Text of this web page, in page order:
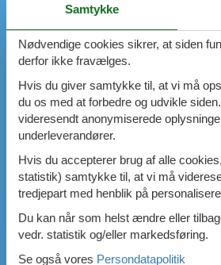
Samtykke
Nødvendige cookies sikrer, at siden
derfor ikke fravælges.
Hvis du giver samtykke til, at vi må
du os med at forbedre og udvikle
videresendt anonymiserede
underleverandører.
Hvis du accepterer brug af alle
statistik) samtykke til, at vi må
tredjepart med henblik på
Du kan når som helst ændre eller
vedr. statistik og/eller markedsføring.
Se også vores Persondatapolitik